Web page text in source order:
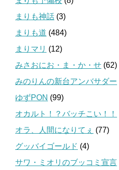
まりも神話 (3)
まりも道 (484)
まりマリ (12)
みさおにお・ま・か・せ (62)
みのりんの新台アンバサダー
ゆずPON (99)
オカルト！？バッチこい！！
オラ、人間になりてぇ (77)
グッバイゴールド (4)
サワ・ミオリのブッコミ宣言